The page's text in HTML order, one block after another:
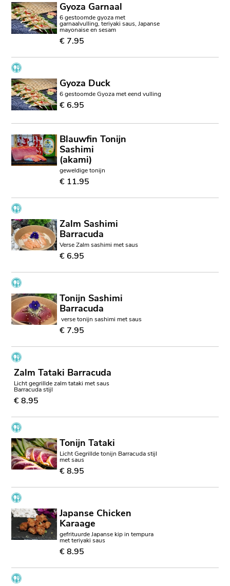
Gyoza Garnaal
6 gestoomde gyoza met
garnaalvulling, teriyaki saus, Japanse
mayonaise en sesam
€ 7.95
Gyoza Duck
6 gestoomde Gyoza met eend vulling
€ 6.95
Blauwfin Tonijn
Sashimi
(akami)
geweldige tonijn
€ 11.95
Zalm Sashimi
Barracuda
Verse Zalm sashimi met saus
€ 6.95
Tonijn Sashimi
Barracuda
verse tonijn sashimi met saus
€ 7.95
Zalm Tataki Barracuda
Licht gegrillde zalm tataki met saus
Barracuda stijl
€ 8.95
Tonijn Tataki
Licht Gegrillde tonijn Barracuda stijl
met saus
€ 8.95
Japanse Chicken
Karaage
gefrituurde Japanse kip in tempura
met teriyaki saus
€ 8.95